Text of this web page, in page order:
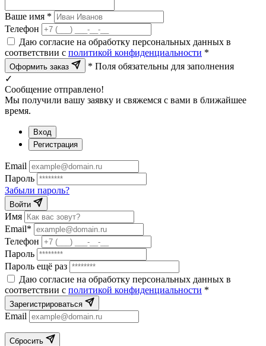
Ваше имя *
Телефон
Даю согласие на обработку персональных данных в
соответствии с политикой конфиденциальности *
Оформить заказ
* Поля обязательны для заполнения
✓
Сообщение отправлено!
Мы получили вашу заявку и свяжемся с вами в ближайшее
время.
Вход
Регистрация
Email
Пароль
Забыли пароль?
Войти
Имя
Email*
Телефон
Пароль
Пароль ещё раз
Даю согласие на обработку персональных данных в
соответствии с политикой конфиденциальности *
Зарегистрироваться
Email
Сбросить